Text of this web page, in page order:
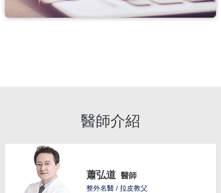
醫師介紹
蕭弘道 醫師
整外名醫 / 拉皮教父